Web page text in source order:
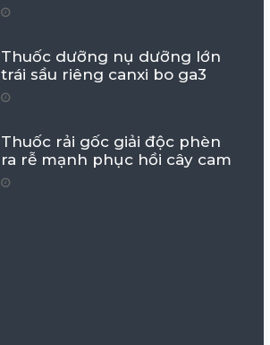
Thuốc dưỡng nụ dưỡng lớn
trái sầu riêng canxi bo ga3
Thuốc rải gốc giải độc phèn
ra rễ mạnh phục hồi cây cam